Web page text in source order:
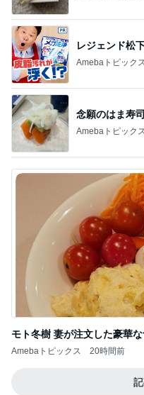
レジェンド松
Amebaトピック
念願のはま寿
Amebaトピック
モト冬樹 妻が注文した豪華
Amebaトピックス 20時間前